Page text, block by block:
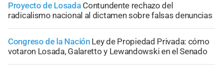
Proyecto de Losada Contundente rechazo del
radicalismo nacional al dictamen sobre falsas denuncias
Congreso de la Nación Ley de Propiedad Privada: cómo
votaron Losada, Galaretto y Lewandowski en el Senado